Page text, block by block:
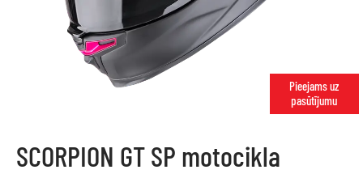
Pieejams uz
pasūtījumu
SCORPION GT SP motocikla